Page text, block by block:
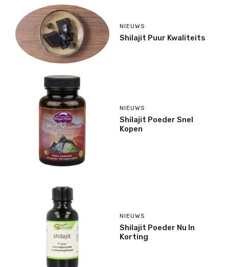
NIEUWS
Shilajit Puur Kwaliteits
NIEUWS
Shilajit Poeder Snel
Kopen
NIEUWS
Shilajit Poeder Nu In
Korting